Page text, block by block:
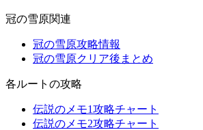
冠の雪原関連
冠の雪原攻略情報
冠の雪原クリア後まとめ
各ルートの攻略
伝説のメモ1攻略チャート
伝説のメモ2攻略チャート